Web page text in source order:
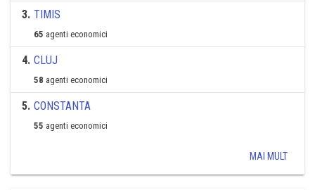
3. TIMIS
65 agenti economici
4. CLUJ
58 agenti economici
5. CONSTANTA
55 agenti economici
MAI MULT